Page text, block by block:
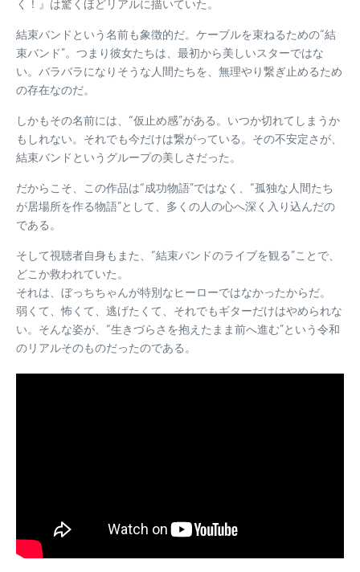
く！』は驚くほどリアルに描いていた。
結束バンドという名前も象徴的だ。ケーブルを束ねるための“結
束バンド”。つまり彼女たちは、最初から美しいスターではな
い。バラバラになりそうな人間たちを、無理やり繋ぎ止めるため
の存在なのだ。
しかもその名前には、“仮止め感”がある。いつか切れてしまうか
もしれない。それでも今だけは繋がっている。その不安定さが、
結束バンドというグループの美しさだった。
だからこそ、この作品は“成功物語”ではなく、“孤独な人間たち
が居場所を作る物語”として、多くの人の心へ深く入り込んだの
である。
そして視聴者自身もまた、“結束バンドのライブを観る”ことで、
どこか救われていた。
それは、ぼっちちゃんが特別なヒーローではなかったからだ。
弱くて、怖くて、逃げたくて、それでもギターだけはやめられな
い。そんな姿が、“生きづらさを抱えたまま前へ進む”という令和
のリアルそのものだったのである。